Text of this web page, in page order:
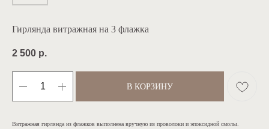
Гирлянда витражная на 3 флажка
2 500 р.
В КОРЗИНУ
Витражная гирлянда из флажков выполнена вручную из проволоки и эпоксидной смолы.